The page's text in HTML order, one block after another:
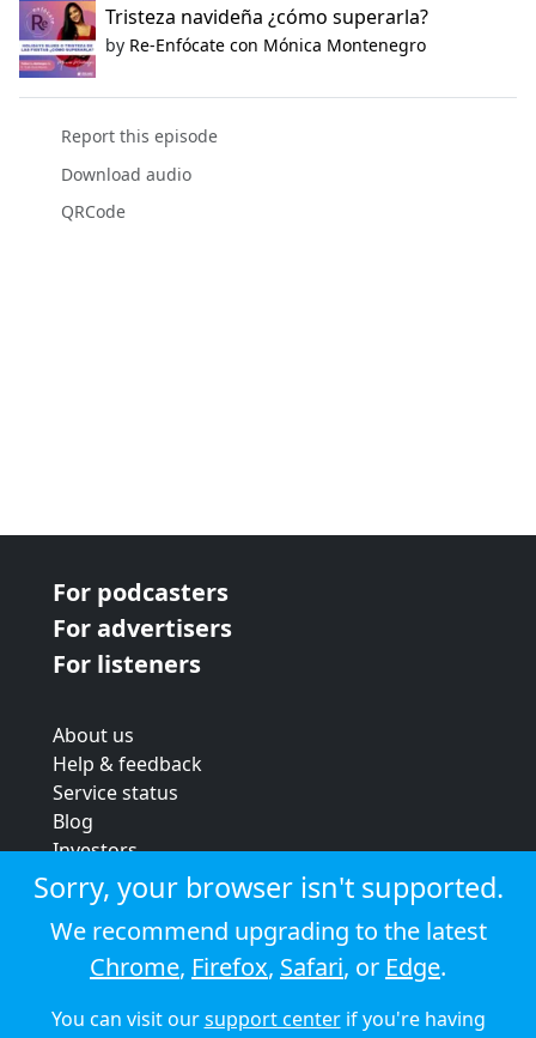
Tristeza navideña ¿cómo superarla?
by Re-Enfócate con Mónica Montenegro
Report this episode
Download audio
QRCode
For podcasters
For advertisers
For listeners
About us
Help & feedback
Service status
Blog
Investors
Strategic review
Terms & conditions
Privacy policy
Cookie policy
© 2026 Audioboom
Sorry, your browser isn't supported.
We recommend upgrading to the latest
Chrome, Firefox, Safari, or Edge.
You can visit oursupport centerif you're having